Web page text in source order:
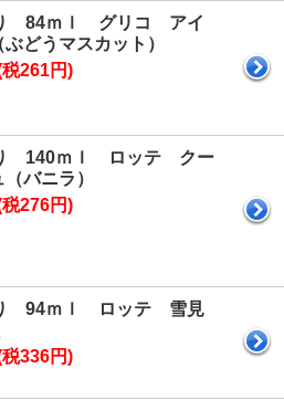
84ｍｌ グリコ アイ
どうマスカット）
261円)
140ｍｌ ロッテ クー
バニラ）
276円)
94ｍｌ ロッテ 雪見
336円)